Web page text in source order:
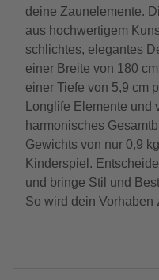
deine Zaunelemente.
aus hochwertigem
schlichtes, elegantes
einer Breite von 180
einer Tiefe von 5,9 cm
Longlife Elemente
harmonisches
Gewichts von nur 0,9
Kinderspiel.
und bringe Stil und
So wird dein Vorhaben